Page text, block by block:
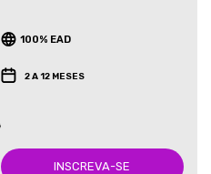
100% EAD
2 A 12 MESES
INSCREVA-SE